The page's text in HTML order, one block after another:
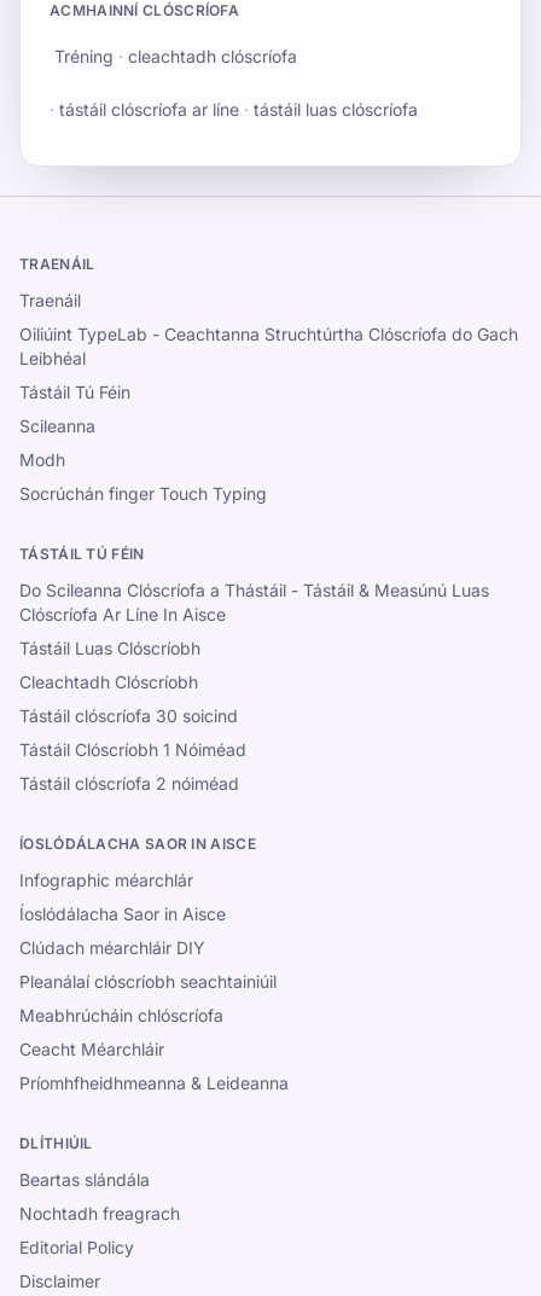
ACMHAINNÍ CLÓSCRÍOFA
Tréning · cleachtadh clóscríofa
· tástáil clóscríofa ar líne · tástáil luas clóscríofa
TRAENÁIL
Traenáil
Oiliúint TypeLab - Ceachtanna Struchtúrtha Clóscríofa do Gach
Leibhéal
Tástáil Tú Féin
Scileanna
Modh
Socrúchán finger Touch Typing
TÁSTÁIL TÚ FÉIN
Do Scileanna Clóscríofa a Thástáil - Tástáil & Measúnú Luas
Clóscríofa Ar Líne In Aisce
Tástáil Luas Clóscríobh
Cleachtadh Clóscríobh
Tástáil clóscríofa 30 soicind
Tástáil Clóscríobh 1 Nóiméad
Tástáil clóscríofa 2 nóiméad
ÍOSLÓDÁLACHA SAOR IN AISCE
Infographic méarchlár
Íoslódálacha Saor in Aisce
Clúdach méarchláir DIY
Pleanálaí clóscríobh seachtainiúil
Meabhrúcháin chlóscríofa
Ceacht Méarchláir
Príomhfheidhmeanna & Leideanna
DLÍTHIÚIL
Beartas slándála
Nochtadh freagrach
Editorial Policy
Disclaimer